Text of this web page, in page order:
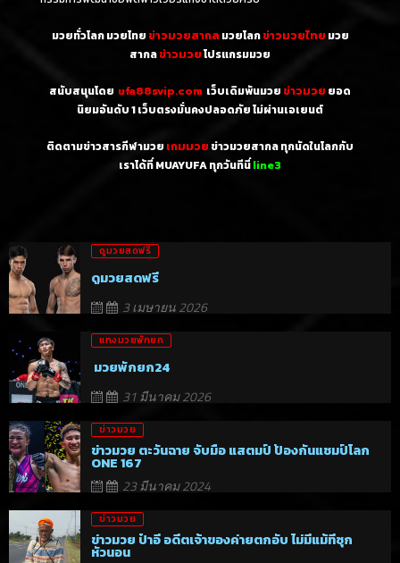
มวยทั่วโลก มวยไทย ข่าวมวยสากล มวยโลกข่าวมวยไทย มวย
สากลข่าวมวยโปรแกรมมวย
สนับสนุนโดย ufa88svip.com เว็บเดิมพันมวย ข่าวมวย ยอด
นิยมอันดับ 1เว็บตรงมั่นคงปลอดภัย ไม่ผ่านเอเยนต์
ติดตามข่าวสารกีฬามวย เกมมวย ข่าวมวยสากล ทุกนัดในโลกกับ
เราได้ที่ MUAYUFA ทุกวันทีนี่line3
ดูมวยสดฟรี
ดูมวยสดฟรี
3 เมษายน 2026
แทงมวยพักยก
มวยพักยก24
31 มีนาคม 2026
ข่าวมวย
ข่าวมวย ตะวันฉาย จับมือ แสตมป์ ป้องกันแชมป์โลก
ONE 167
23 มีนาคม 2024
ข่าวมวย
ข่าวมวย ป๋าอี อดีตเจ้าของค่ายตกอับ ไม่มีแม้ที่ซุก
หัวนอน